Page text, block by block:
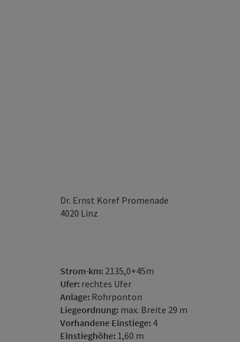
Dr. Ernst Koref Promenade
4020 Linz
Strom-km: 2135,0+45m
Ufer: rechtes Ufer
Anlage: Rohrponton
Liegeordnung: max. Breite 29 m
Vorhandene Einstiege: 4
Einstieghöhe: 1,60 m